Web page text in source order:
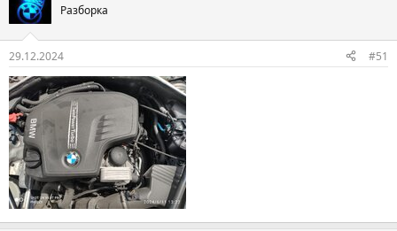
Разборка
29.12.2024 #51